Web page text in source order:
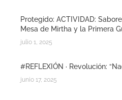
Protegido: ACTIVIDAD:
Mesa de Mirtha y la Primera
julio 1, 2025
#REFLEXIÓN · Revolución:
junio 17, 2025